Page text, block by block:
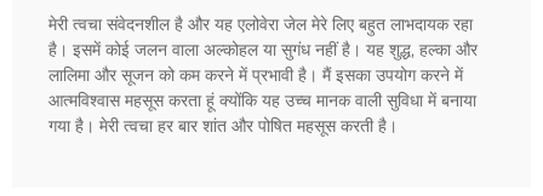
मेरी त्वचा संवेदनशील है और यह एलोवेरा जेल मेरे लिए बहुत लाभदायक रहा
है। इसमें कोई जलन वाला अल्कोहल या सुगंध नहीं है। यह शुद्ध, हल्का और
लालिमा और सूजन को कम करने में प्रभावी है। मैं इसका उपयोग करने में
आत्मविश्वास महसूस करता हूं क्योंकि यह उच्च मानक वाली सुविधा में बनाया
गया है। मेरी त्वचा हर बार शांत और पोषित महसूस करती है।